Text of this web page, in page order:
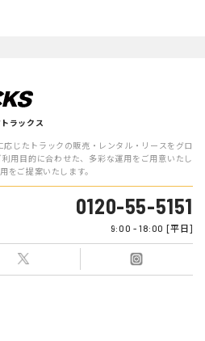
利用する目的）
る目的は，以下のとおりです。
営のため
せに回答するため（本人確認を行う
スの新機能，更新情報，キャンペー
のサービスの案内のメールを送付す
ラックス
応じたトラックの販売・レンタル・リースをグロ
用目的に合わせた、多彩な運用をご用意いたし
をご提案いたします。
0120-55-5151
9:00 - 18:00 [平日]